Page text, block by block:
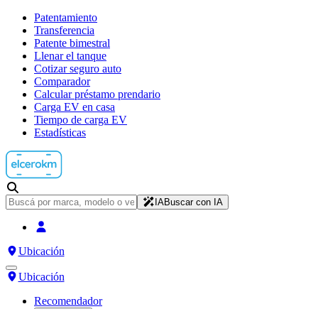
Patentamiento
Transferencia
Patente bimestral
Llenar el tanque
Cotizar seguro auto
Comparador
Calcular préstamo prendario
Carga EV en casa
Tiempo de carga EV
Estadísticas
IABuscar con IA
Ubicación
Ubicación
Recomendador